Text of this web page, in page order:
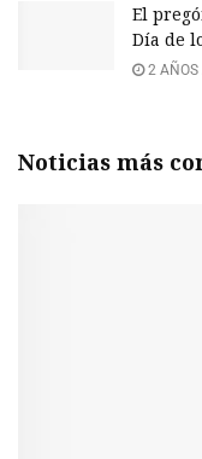
El
Día de
2 AÑOS
Noticias más